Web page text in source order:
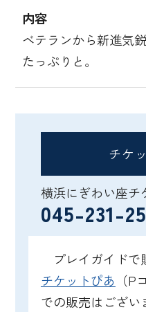
内容
ベテランから新進気
たっぷりと。
チケ
横浜にぎわい座チ
045-231-
プレイガイドで
チケットぴあ （
での販売はござい